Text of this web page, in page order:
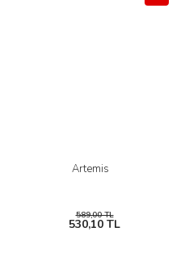
Artemis
589,00 TL
530,10 TL